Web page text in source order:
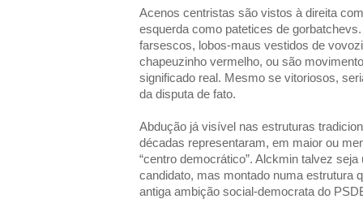
Acenos centristas são vistos à direita
esquerda como patetices de
farsescos, lobos-maus vestidos de
chapeuzinho vermelho, ou são
significado real. Mesmo se vitoriosos,
da disputa de fato.
Abdução já visível nas estruturas
décadas representaram, em maior ou
“centro democrático”. Alckmin talvez
candidato, mas montado numa estrutura
antiga ambição social-democrata do